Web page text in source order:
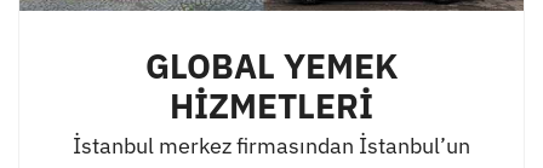
GLOBAL YEMEK
HİZMETLERİ
İstanbul merkez firmasından İstanbul’un